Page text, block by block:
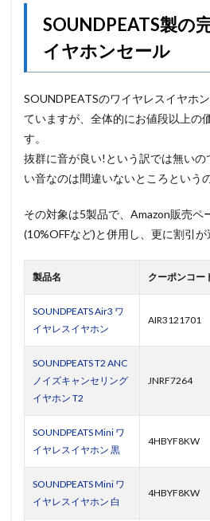
SOUNDPEATS製の
イヤホンセール
SOUNDPEATSのワイヤレスイヤホ
ていますが、全体的にお値段以上の
す。
抜群に音が良い!という訳では無いの
い音なのは間違いないところという
その対象は5製品で、Amazon販売ペ
(10%OFFなど)と併用し、更に割引が
製品名 クーポンコー
SOUNDPEATS Air3 ワ
イヤレスイヤホン
AIR3121701
SOUNDPEATS T2 ANC
ノイズキャンセリング
イヤホン T2
JNRF7264
SOUNDPEATS Mini ワ
イヤレスイヤホン 黒
4HBYF8KW
SOUNDPEATS Mini ワ
イヤレスイヤホン 白
4HBYF8KW